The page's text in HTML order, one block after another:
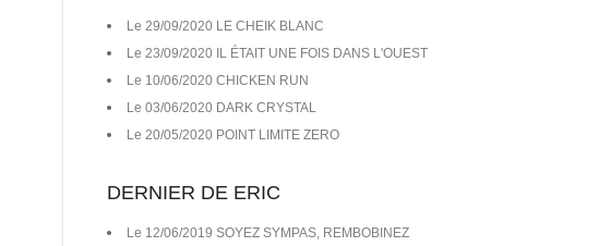
Le 29/09/2020 LE CHEIK BLANC
Le 23/09/2020 IL ÉTAIT UNE FOIS DANS L'OUEST
Le 10/06/2020 CHICKEN RUN
Le 03/06/2020 DARK CRYSTAL
Le 20/05/2020 POINT LIMITE ZERO
DERNIER DE ERIC
Le 12/06/2019 SOYEZ SYMPAS, REMBOBINEZ